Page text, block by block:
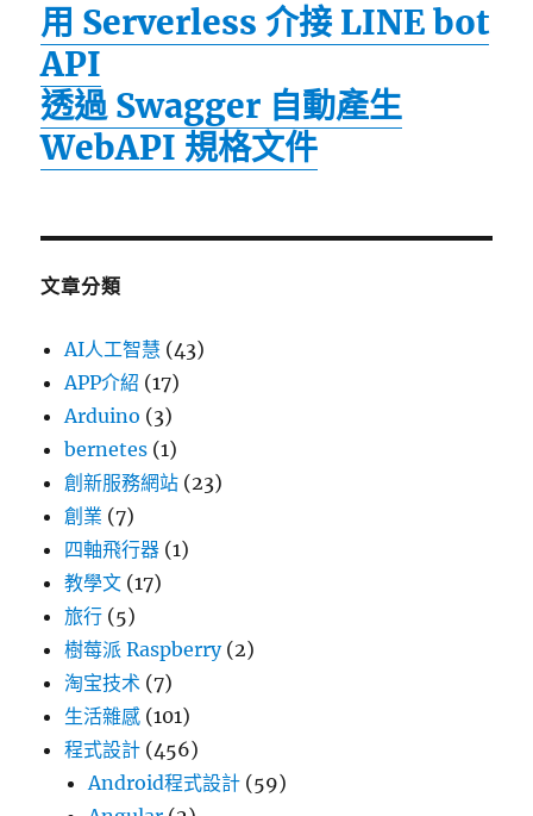
用 Serverless 介接 LINE bot
API
透過 Swagger 自動產生
WebAPI 規格文件
文章分類
AI人工智慧 (43)
APP介紹 (17)
Arduino (3)
bernetes (1)
創新服務網站 (23)
創業 (7)
四軸飛行器 (1)
教學文 (17)
旅行 (5)
樹莓派 Raspberry(2)
淘宝技术 (7)
生活雜感 (101)
程式設計 (456)
Android程式設計 (59)